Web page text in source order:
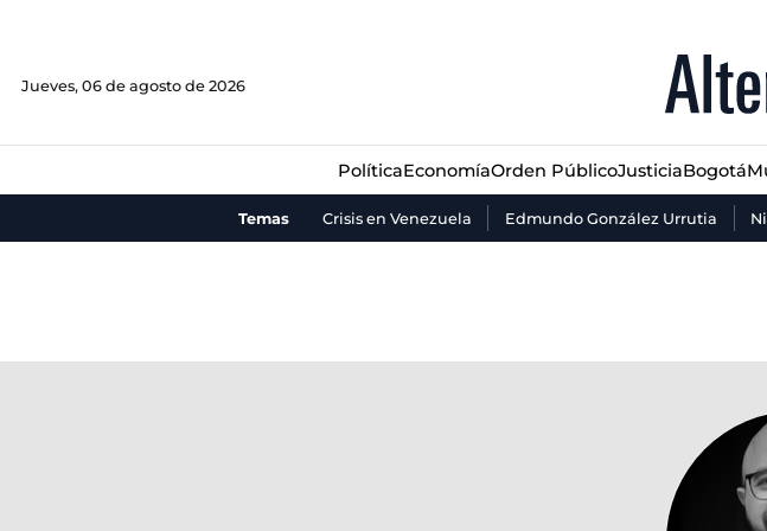
Jueves, 06 de agosto de 2026
PolíticaEconomíaOrden PúblicoJusticiaBogotá
Temas Crisis en Venezuela Edmundo González Urrutia
JusticiaBogotá